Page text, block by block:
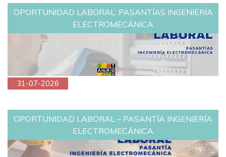
OPORTUNIDAD LABORAL: PASANTÍAS INGENIERÍA
ELECTROMECÁNICA
31-07-2026
OPORTUNIDAD LABORAL – PASANTÍA INGENIERÍA
ELECTROMECÁNICA